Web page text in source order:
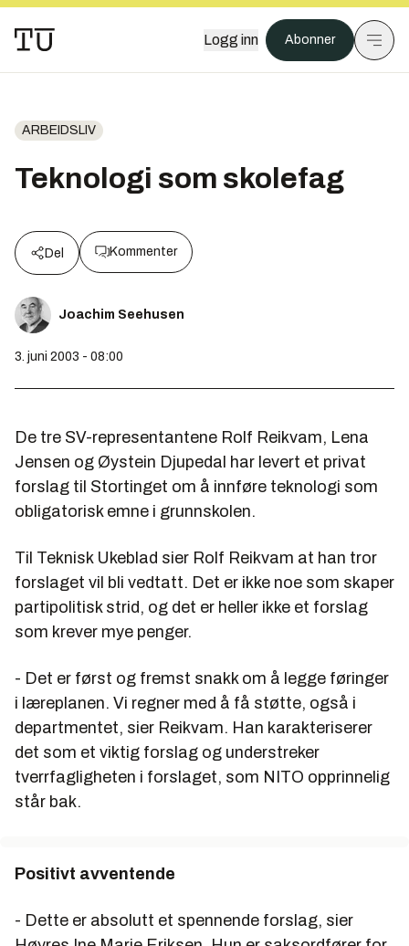
Logg inn Abonner
ARBEIDSLIV
Teknologi som skolefag
Del Kommenter
Joachim Seehusen
3. juni 2003 - 08:00
De tre SV-representantene Rolf Reikvam, Lena
Jensen og Øystein Djupedal har levert et privat
forslag til Stortinget om å innføre teknologi som
obligatorisk emne i grunnskolen.
Til Teknisk Ukeblad sier Rolf Reikvam at han tror
forslaget vil bli vedtatt. Det er ikke noe som skaper
partipolitisk strid, og det er heller ikke et forslag
som krever mye penger.
- Det er først og fremst snakk om å legge føringer
i læreplanen. Vi regner med å få støtte, også i
departmentet, sier Reikvam. Han karakteriserer
det som et viktig forslag og understreker
tverrfagligheten i forslaget, som NITO opprinnelig
står bak.
Positivt avventende
- Dette er absolutt et spennende forslag, sier